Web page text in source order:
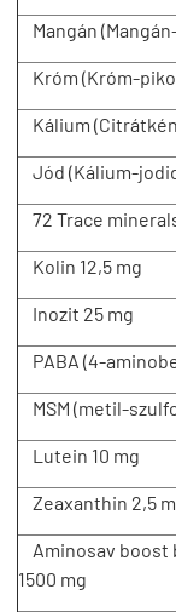
Mangán
Króm (Króm-
Kálium
Jód (Kálium-
72 Trace
Kolin 12,5 mg
Inozit 25 mg
PABA (4-
MSM (metil-
Lutein 10 mg
Zeaxanthin 2,5
Aminosav boost
1500 mg